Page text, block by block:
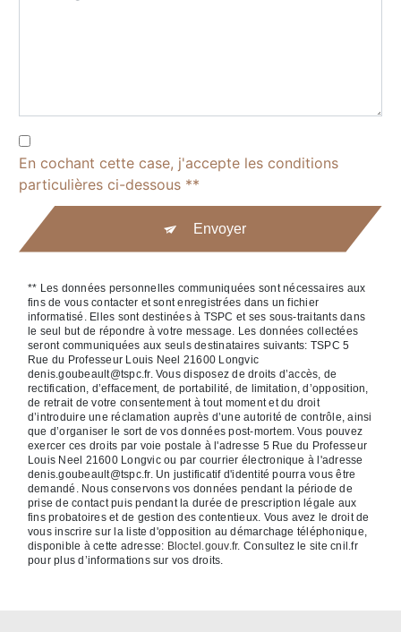
En cochant cette case, j'accepte les conditions
particulières ci-dessous **
Envoyer
** Les données personnelles communiquées sont nécessaires aux
fins de vous contacter et sont enregistrées dans un fichier
informatisé. Elles sont destinées à TSPC et ses sous-traitants dans
le seul but de répondre à votre message. Les données collectées
seront communiquées aux seuls destinataires suivants: TSPC 5
Rue du Professeur Louis Neel 21600 Longvic
denis.goubeault@tspc.fr. Vous disposez de droits d’accès, de
rectification, d’effacement, de portabilité, de limitation, d’opposition,
de retrait de votre consentement à tout moment et du droit
d’introduire une réclamation auprès d’une autorité de contrôle, ainsi
que d’organiser le sort de vos données post-mortem. Vous pouvez
exercer ces droits par voie postale à l'adresse 5 Rue du Professeur
Louis Neel 21600 Longvic ou par courrier électronique à l'adresse
denis.goubeault@tspc.fr. Un justificatif d'identité pourra vous être
demandé. Nous conservons vos données pendant la période de
prise de contact puis pendant la durée de prescription légale aux
fins probatoires et de gestion des contentieux. Vous avez le droit de
vous inscrire sur la liste d'opposition au démarchage téléphonique,
disponible à cette adresse: Bloctel.gouv.fr. Consultez le site cnil.fr
pour plus d’informations sur vos droits.